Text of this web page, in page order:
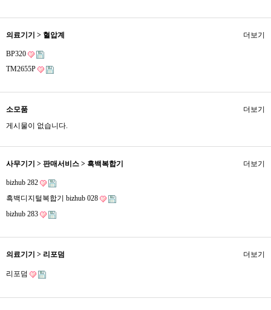
의료기기 > 혈압계
BP320
TM2655P
더보기
소모품
게시물이 없습니다.
더보기
사무기기 > 판매서비스 > 흑백복합기
bizhub 282
흑백디지털복합기 bizhub 028
bizhub 283
더보기
의료기기 > 리포덤
리포덤
더보기